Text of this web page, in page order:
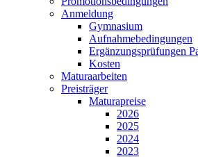
Anmeldung
Gymnasium
Aufnahmebedingungen
Ergänzungsprüfungen
Kosten
Maturaarbeiten
Preisträger
Maturapreise
2026
2025
2024
2023